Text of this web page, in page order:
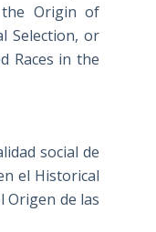
Origin of
Selection, or
Races in the
social de
el Historical
Origen de las